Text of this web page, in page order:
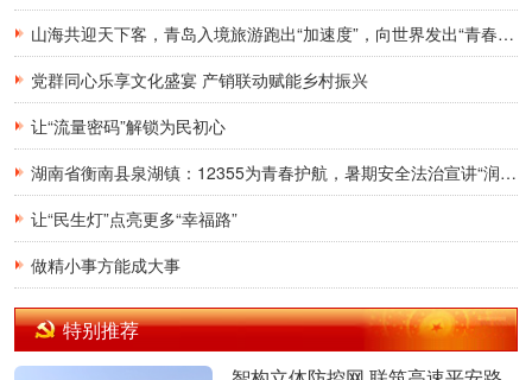
山海共迎天下客，青岛入境旅游跑出“加速度”，向世界发出“青春之约”
党群同心乐享文化盛宴 产销联动赋能乡村振兴
让“流量密码”解锁为民初心
湖南省衡南县泉湖镇：12355为青春护航，暑期安全法治宣讲“润”童心
让“民生灯”点亮更多“幸福路”
做精小事方能成大事
特别推荐